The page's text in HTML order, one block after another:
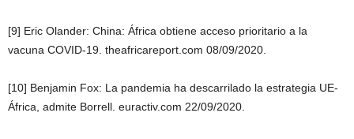
[9] Eric Olander: China: África obtiene acceso prioritario a la
vacuna COVID-19. theafricareport.com 08/09/2020.
[10] Benjamin Fox: La pandemia ha descarrilado la estrategia UE-
África, admite Borrell. euractiv.com 22/09/2020.